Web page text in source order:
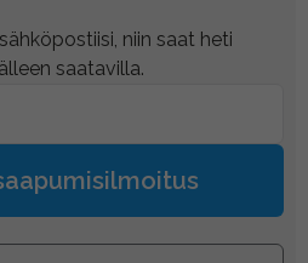
niin saat heti
saatavilla.